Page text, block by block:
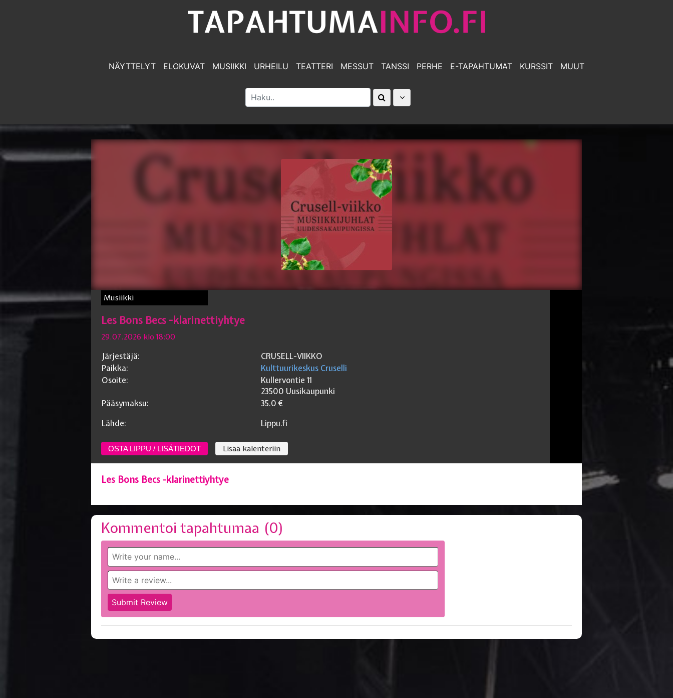
NÄYTTELYT ELOKUVAT MUSIIKKI URHEILU TEATTERI MESSUT TANSSI PERHE E-TAPAHTUMAT KURSSIT MUUT
Musiikki
Les Bons Becs -klarinettiyhtye
29.07.2026 klo 18:00
Järjestäjä:
CRUSELL-VIIKKO
Paikka:
Kulttuurikeskus Cruselli
Osoite:
Kullervontie 11
23500 Uusikaupunki
Pääsymaksu:
35.0 €
Lähde:
Lippu.fi
OSTA LIPPU / LISÄTIEDOT Lisää kalenteriin
Les Bons Becs -klarinettiyhtye
Kommentoi tapahtumaa (0)